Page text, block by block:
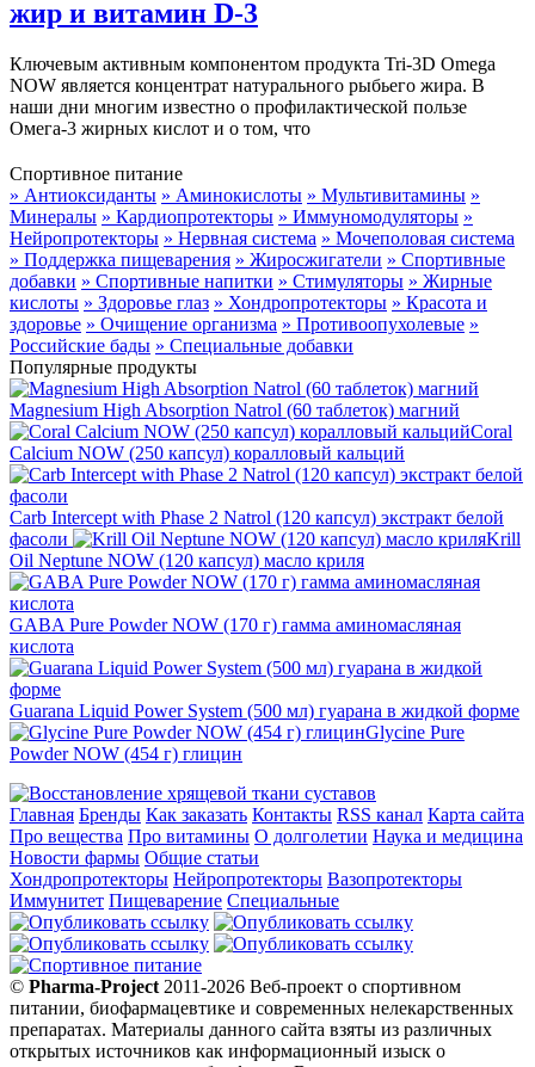
жир и витамин D-3
Ключевым активным компонентом продукта Tri-3D Omega
NOW является концентрат натурального рыбьего жира. В
наши дни многим известно о профилактической пользе
Омега-3 жирных кислот и о том, что
Спортивное питание
» Антиоксиданты » Аминокислоты » Мультивитамины »
Минералы » Кардиопротекторы » Иммуномодуляторы »
Нейропротекторы » Нервная система » Мочеполовая система
» Поддержка пищеварения » Жиросжигатели » Спортивные
добавки » Спортивные напитки » Стимуляторы » Жирные
кислоты » Здоровье глаз » Хондропротекторы » Красота и
здоровье » Очищение организма » Противоопухолевые »
Российские бады » Специальные добавки
Популярные продукты
Magnesium High Absorption Natrol (60 таблеток) магний
Coral
Calcium NOW (250 капсул) коралловый кальций
Carb Intercept with Phase 2 Natrol (120 капсул) экстракт белой
фасоли
Krill
Oil Neptune NOW (120 капсул) масло криля
GABA Pure Powder NOW (170 г) гамма аминомасляная
кислота
Guarana Liquid Power System (500 мл) гуарана в жидкой форме
Glycine Pure
Powder NOW (454 г) глицин
Главная Бренды Как заказать Контакты RSS канал Карта сайта
Про вещества Про витамины О долголетии Наука и медицина
Новости фармы Общие статьи
Хондропротекторы Нейропротекторы Вазопротекторы
Иммунитет Пищеварение Специальные
© Pharma-Project 2011-2026 Веб-проект о спортивном
питании, биофармацевтике и современных нелекарственных
препаратах. Материалы данного сайта взяты из различных
открытых источников как информационный изыск о